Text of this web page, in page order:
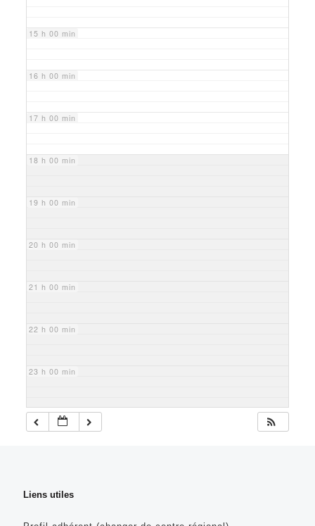
15 h 00 min
16 h 00 min
17 h 00 min
18 h 00 min
19 h 00 min
20 h 00 min
21 h 00 min
22 h 00 min
23 h 00 min
Liens utiles